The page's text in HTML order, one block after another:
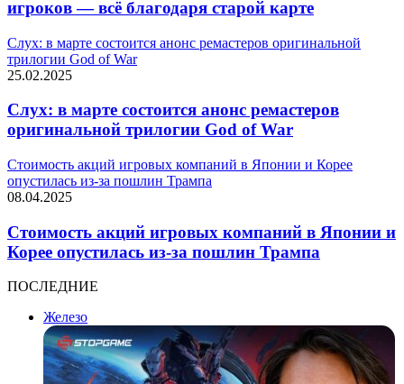
игроков — всё благодаря старой карте
Слух: в марте состоится анонс ремастеров оригинальной
трилогии God of War
25.02.2025
Слух: в марте состоится анонс ремастеров
оригинальной трилогии God of War
Стоимость акций игровых компаний в Японии и Корее
опустилась из-за пошлин Трампа
08.04.2025
Стоимость акций игровых компаний в Японии и
Корее опустилась из-за пошлин Трампа
ПОСЛЕДНИЕ
Железо